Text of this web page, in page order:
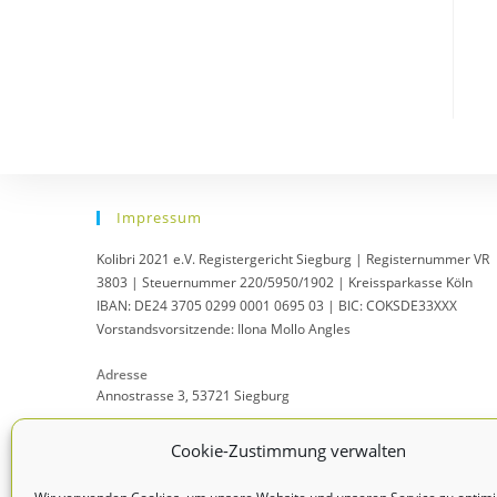
Cookie-Zustimmung verwalten
Impressum
Kolibri 2021 e.V. Registergericht Siegburg | Registernummer VR
3803 | Steuernummer 220/5950/1902 | Kreissparkasse Köln
IBAN: DE24 3705 0299 0001 0695 03 | BIC: COKSDE33XXX
Vorstandsvorsitzende: Ilona Mollo Angles
Adresse
Annostrasse 3, 53721 Siegburg
0151 / 67012733